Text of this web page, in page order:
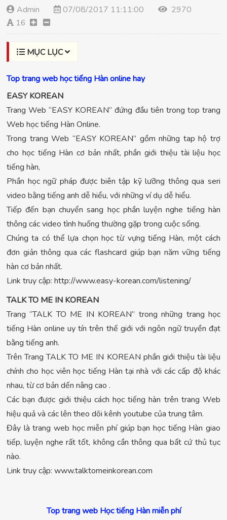
Admin 07/08/2017 11:11:00
2970
16
MỤC LỤC
Top trang web học tiếng Hàn online hay
EASY KOREAN
Trang Web “EASY KOREAN” đứng đầu tiên trong top trang
Web học tiếng Hàn Online.
Trong trang Web “EASY KOREAN” gồm những tap hộ trợ
cho học tiếng Hàn cơ bản nhất, phần giới thiệu tài liệu học
tiếng hàn,
Phần học ngữ pháp được biên tập kỹ lưỡng thông qua seri
video bằng tiếng anh dễ hiểu, với những ví dụ dễ hiểu.
Tiếp đến bạn chuyển sang học phần luyện nghe tiếng hàn
thông các video tình huống thường gặp trong cuộc sống.
Chúng ta có thể lựa chọn học từ vựng tiếng Hàn, một cách
đơn giản thông qua các flashcard giúp bạn năm vững tiếng
hàn cơ bản nhất.
Link truy cập: http://www.easy-korean.com/listening/
TALK TO ME IN KOREAN
Trang “TALK TO ME IN KOREAN” trong những trang học
tiếng Hàn online uy tín trên thế giới với ngôn ngữ truyền đạt
bằng tiếng anh.
Trên Trang TALK TO ME IN KOREAN phần giới thiệu tài liệu
chính cho học viên học tiếng Hàn tại nhà với các cấp độ khác
nhau, từ cơ bản dến nâng cao .
Các bạn được giới thiệu cách học tiếng hàn trên trang Web
hiệu quả và các lên theo dõi kênh youtube của trung tâm.
Đây là trang web học miễn phí giúp bạn học tiếng Hàn giao
tiếp, luyện nghe rất tốt, không cần thông qua bất cứ thủ tục
nào.
Link truy cập: www.talktomeinkorean.com
Top trang web Học tiếng Hàn miễn phí